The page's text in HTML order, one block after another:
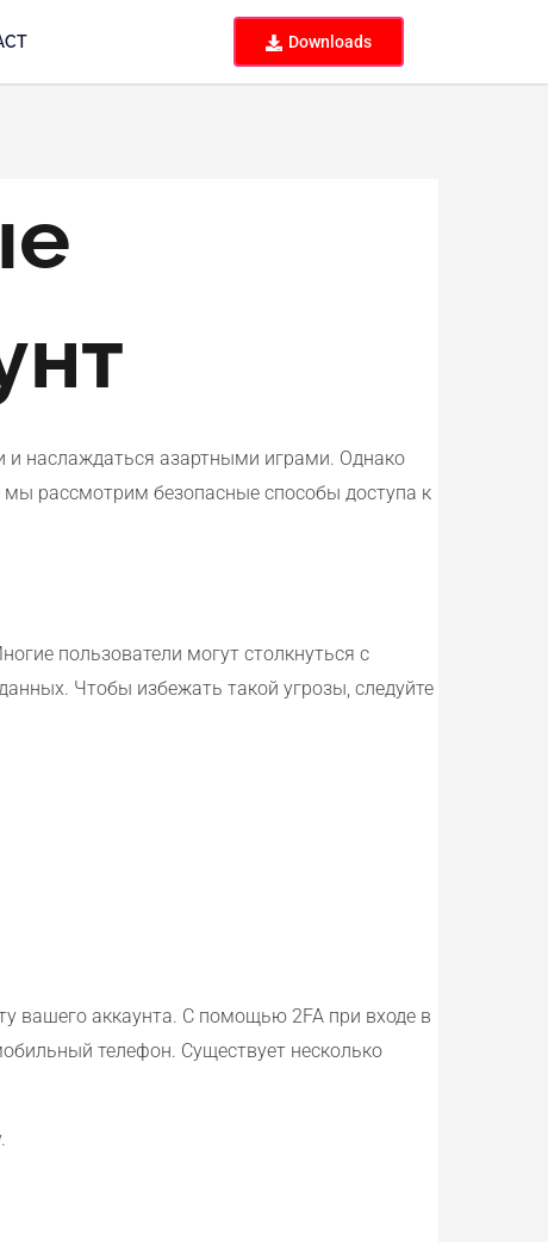
Downloads
и наслаждаться азартными играми. Однако
мы рассмотрим безопасные способы доступа к
пользователи могут столкнуться с
Чтобы избежать такой угрозы, следуйте
вашего аккаунта. С помощью 2FA при входе в
телефон. Существует несколько